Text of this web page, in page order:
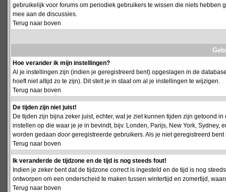
gebruikelijk voor forums om periodiek gebruikers te wissen die niets
mee aan de discussies.
Terug naar boven
Hoe verander ik mijn instellingen?
Al je instellingen zijn (indien je geregistreerd bent) opgeslagen in de
hoeft niet altijd zo te zijn). Dit stelt je in staat om al je instellingen te wijzigen.
Terug naar boven
De tijden zijn niet juist!
De tijden zijn bijna zeker juist, echter, wat je ziet kunnen tijden zijn getoond
instellen op die waar je je in bevindt, bijv. Londen, Parijs, New York,
worden gedaan door geregistreerde gebruikers. Als je niet geregistreerd
Terug naar boven
Ik veranderde de tijdzone en de tijd is nog steeds fout!
Indien je zeker bent dat de tijdzone correct is ingesteld en de tijd is nog
ontworpen om een onderscheid te maken tussen wintertijd en zomertijd,
Terug naar boven